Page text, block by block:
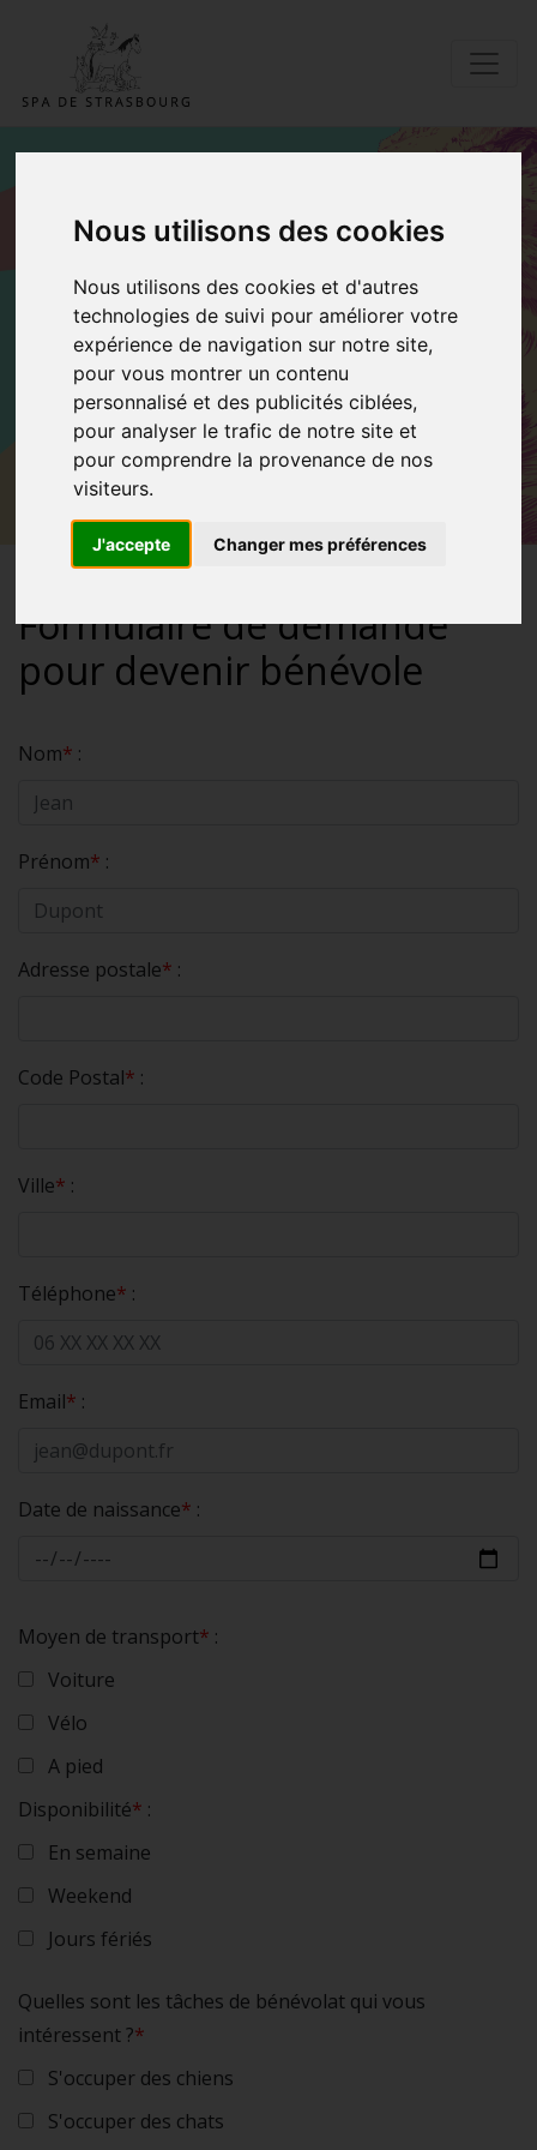
Nous utilisons des cookies
Nous utilisons des cookies et d'autres
technologies de suivi pour améliorer votre
expérience de navigation sur notre site,
pour vous montrer un contenu
personnalisé et des publicités ciblées,
pour analyser le trafic de notre site et
pour comprendre la provenance de nos
visiteurs.
J'accepte Changer mes préférences
DEMANDE
BÉNÉVOLAT
Accueil Demande bénévolat
Formulaire de demande
pour devenir bénévole
Nom* :
Prénom* :
Adresse postale* :
Code Postal* :
Ville* :
Téléphone* :
Email* :
Date de naissance* :
Moyen de transport* :
Voiture
Vélo
A pied
Disponibilité* :
En semaine
Weekend
Jours fériés
Quelles sont les tâches de bénévolat qui vous
intéressent ?*
S'occuper des chiens
S'occuper des chats